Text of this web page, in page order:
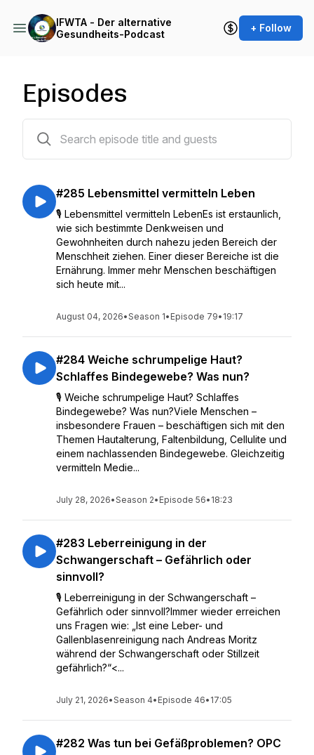
IFWTA - Der alternative
Gesundheits-Podcast
+ Follow
Episodes
#285 Lebensmittel vermitteln Leben
🎙️ Lebensmittel vermitteln LebenEs ist erstaunlich,
wie sich bestimmte Denkweisen und
Gewohnheiten durch nahezu jeden Bereich der
Menschheit ziehen. Einer dieser Bereiche ist die
Ernährung. Immer mehr Menschen beschäftigen
sich heute mit...
August 04, 2026•Season 1• Episode 79• 19:17
#284 Weiche schrumpelige Haut?
Schlaffes Bindegewebe? Was nun?
🎙️ Weiche schrumpelige Haut? Schlaffes
Bindegewebe? Was nun?Viele Menschen –
insbesondere Frauen – beschäftigen sich mit den
Themen Hautalterung, Faltenbildung, Cellulite und
einem nachlassenden Bindegewebe. Gleichzeitig
vermitteln Medie...
July 28, 2026•Season 2• Episode 56• 18:23
#283 Leberreinigung in der
Schwangerschaft – Gefährlich oder
sinnvoll?
🎙️ Leberreinigung in der Schwangerschaft –
Gefährlich oder sinnvoll?Immer wieder erreichen
uns Fragen wie: „Ist eine Leber- und
Gallenblasenreinigung nach Andreas Moritz
während der Schwangerschaft oder Stillzeit
gefährlich?“<...
July 21, 2026•Season 4• Episode 46• 17:05
#282 Was tun bei Gefäßproblemen? OPC